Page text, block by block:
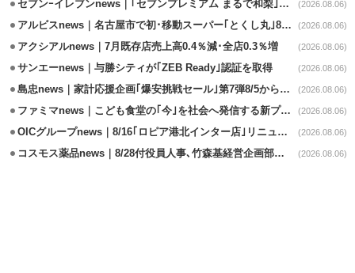
セブンｰイレブンnews｜｢セブンプレミアム まるで和梨｣8/11から順次発売 (2026.08.06)
アルビスnews｜名古屋市で初･移動スーパー｢とくし丸｣8/4運行開始 (2026.08.06)
アクシアルnews｜7月既存店売上高0.4％減･全店0.3％増 (2026.08.06)
サンエーnews｜与勝シティが｢ZEB Ready｣認証を取得 (2026.08.06)
島忠news｜家計応援企画｢爆安挑戦セール｣第7弾8/5から開催 (2026.08.06)
ファミマnews｜こども食堂の｢今｣を社会へ発信する新プロジェクト始動 (2026.08.06)
OICグループnews｜8/16｢ロピア港北インター店｣リニューアル/食品売場拡大 (2026.08.06)
コスモス薬品news｜8/28付役員人事､竹森基経営企画部長が取締役昇格 (2026.08.06)